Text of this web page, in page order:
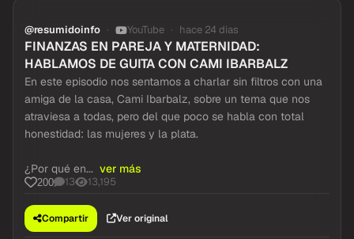
@resumidoinfo YouTube hace 24 dias
FINANZAS EN PAREJA Y MATERNIDAD:
HABLAMOS DE GUITA CON CAMI IBARBALZ
En este episodio nos sentamos a charlar sin filtros con una
amiga de la casa, Cami Ibarbalz, sobre un tema que nos
atraviesa a todas, pero del que poco se habla con total
honestidad: las mujeres y la plata.
¿Por qué en... ver más
200 13 13,195
Compartir Ver original